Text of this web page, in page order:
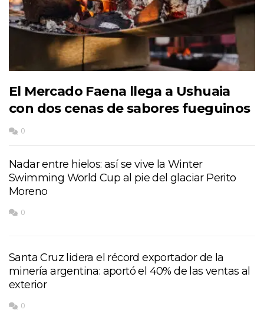
El Mercado Faena llega a Ushuaia
con dos cenas de sabores fueguinos
0
Nadar entre hielos: así se vive la Winter
Swimming World Cup al pie del glaciar Perito
Moreno
0
Santa Cruz lidera el récord exportador de la
minería argentina: aportó el 40% de las ventas al
exterior
0